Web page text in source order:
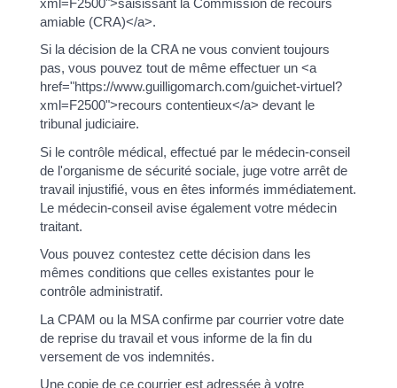
amiable (CRA)</a>.
Si la décision de la CRA ne vous convient toujours
pas, vous pouvez tout de même effectuer un <a
href="https://www.guilligomarch.com/guichet-virtuel?
xml=F2500">recours contentieux</a> devant le
tribunal judiciaire.
Si le contrôle médical, effectué par le médecin-conseil
de l'organisme de sécurité sociale, juge votre arrêt de
travail injustifié, vous en êtes informés immédiatement.
Le médecin-conseil avise également votre médecin
traitant.
Vous pouvez contestez cette décision dans les
mêmes conditions que celles existantes pour le
contrôle administratif.
La CPAM ou la MSA confirme par courrier votre date
de reprise du travail et vous informe de la fin du
versement de vos indemnités.
Une copie de ce courrier est adressée à votre